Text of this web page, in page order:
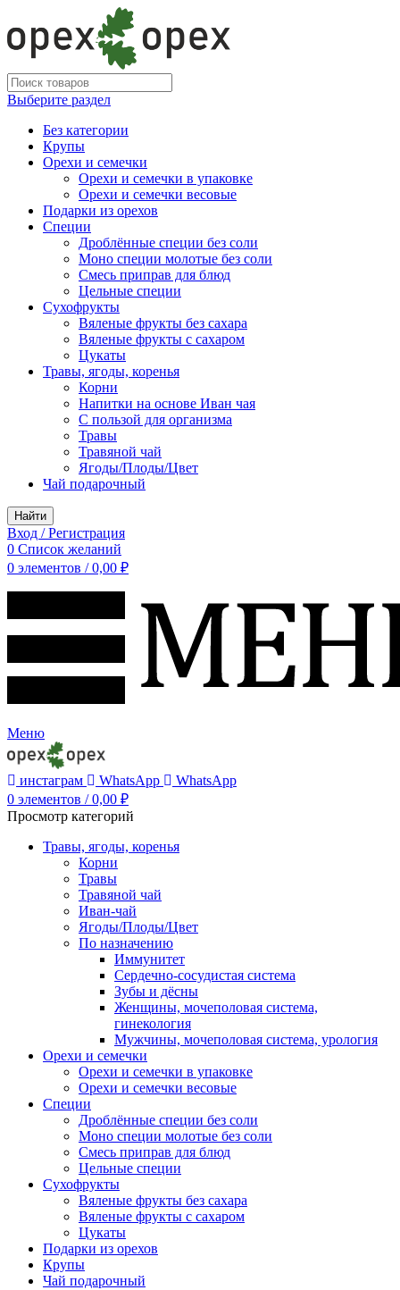
Выберите раздел
Без категории
Крупы
Орехи и семечки
Орехи и семечки в упаковке
Орехи и семечки весовые
Подарки из орехов
Специи
Дроблённые специи без соли
Моно специи молотые без соли
Смесь приправ для блюд
Цельные специи
Сухофрукты
Вяленые фрукты без сахара
Вяленые фрукты с сахаром
Цукаты
Травы, ягоды, коренья
Корни
Напитки на основе Иван чая
С пользой для организма
Травы
Травяной чай
Ягоды/Плоды/Цвет
Чай подарочный
Найти
Вход / Регистрация
0 Список желаний
0 элементов / 0,00 ₽
Меню
инстаграм WhatsApp
WhatsApp
0 элементов / 0,00 ₽
Просмотр категорий
Травы, ягоды, коренья
Корни
Травы
Травяной чай
Иван-чай
Ягоды/Плоды/Цвет
По назначению
Иммунитет
Сердечно-сосудистая система
Зубы и дёсны
Женщины, мочеполовая система,
гинекология
Мужчины, мочеполовая система, урология
Орехи и семечки
Орехи и семечки в упаковке
Орехи и семечки весовые
Специи
Дроблённые специи без соли
Моно специи молотые без соли
Смесь приправ для блюд
Цельные специи
Сухофрукты
Вяленые фрукты без сахара
Вяленые фрукты с сахаром
Цукаты
Подарки из орехов
Крупы
Чай подарочный